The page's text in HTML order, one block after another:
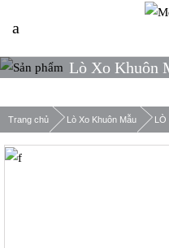
Lò Xo Khuôn
Trang chủ Lò Xo Khuôn Mẫu LÒ